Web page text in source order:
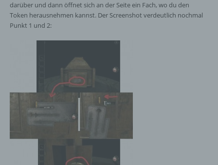
darüber und dann öffnet sich an der Seite ein Fach, wo du den
Token herausnehmen kannst. Der Screenshot verdeutlich nochmal
Punkt 1 und 2: